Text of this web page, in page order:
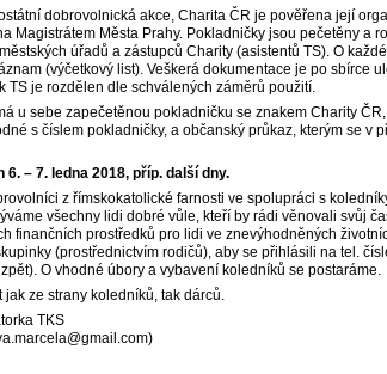
dobrovolnická akce, Charita ČR je pověřena její
Magistrátem Města Prahy. Pokladničky jsou pečetěny a
úřadů a zástupců Charity (asistentů TS). O
(výčetkový list). Veškerá dokumentace je po sbírce
TS je rozdělen dle schválených záměrů použití.
u sebe zapečetěnou pokladničku se znakem Charity
s číslem pokladničky, a občanský průkaz, kterým se v
– 7. ledna 2018, příp. další dny.
z římskokatolické farnosti ve spolupráci s
všechny lidi dobré vůle, kteří by rádi věnovali svůj
finančních prostředků pro lidi ve znevýhodněných
(prostřednictvím rodičů), aby se přihlásili na tel.
O vhodné úbory a vybavení koledníků se postaráme.
ze strany koledníků, tak dárců.
TKS